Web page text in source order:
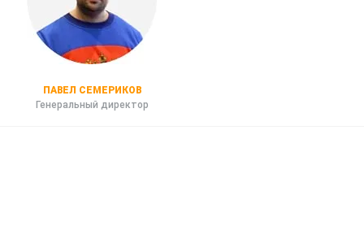
ПАВЕЛ СЕМЕРИКОВ
Генеральный директор